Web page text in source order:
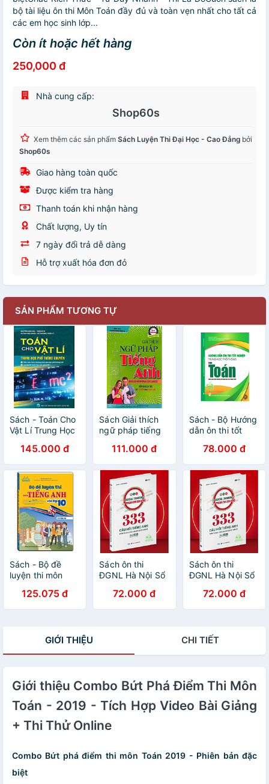
bộ tài liệu ôn thi Môn Toán đầy đủ và toàn vẹn nhất cho tất cả
các em học sinh lớp...
Còn ít hoặc hết hàng
250,000 đ
Nhà cung cấp:
Shop60s
Xem thêm các sản phẩm Sách Luyện Thi Đại Học - Cao Đẳng bởi
Shop60s
Giao hàng toàn quốc
Được kiểm tra hàng
Thanh toán khi nhận hàng
Chất lượng, Uy tín
7 ngày đổi trả dễ dàng
Hỗ trợ xuất hóa đơn đỏ
SẢN PHẨM TƯƠNG TỰ
Sách - Toán Cho
Vật Lí Trung Học
Chuyên (Theo
Chương Trình
GDPT Mới)
145.000 đ
Sách Giải thích
ngữ pháp tiếng
tiết từ căn bản
đến nâng cao)
111.000 đ
Sách - Bộ Hướng
dẫn ôn thi tốt
phổ thông - Môn
Toán (Biên soạn
theo Chương
trình GDPT 2018)
78.000 đ
Sách - Bộ đề
luyện thi môn
10 (bìa mềm)
125.075 đ
Sách ôn thi
ĐGNL Hà Nội Sổ
tư duy và giải
quyết vấn đề
72.000 đ
Sách ôn thi
ĐGNL Hà Nội Sổ
tư duy và giải
quyết vấn đề
72.000 đ
GIỚI THIỆU CHI TIẾT
Giới thiệu Combo Bứt Phá Điểm Thi Môn
Toán - 2019 - Tích Hợp Video Bài Giảng
+ Thi Thử Online
Combo Bứt phá điểm thi môn Toán 2019 - Phiên bản đặc
biệt